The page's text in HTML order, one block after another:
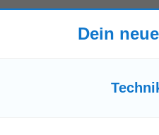
Ausbildung (Lehre als
an handwerklichem Geschick und
und
Dein